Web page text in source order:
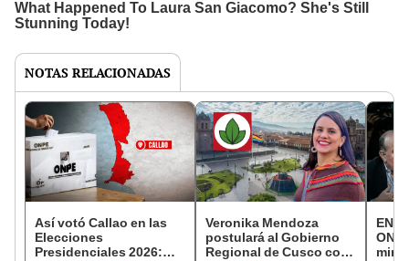
NOTAS RELACIONADAS
Así votó Callao en las
Elecciones
Presidenciales 2026:
Veronika Mendoza
postulará al Gobierno
Regional de Cusco con
EN